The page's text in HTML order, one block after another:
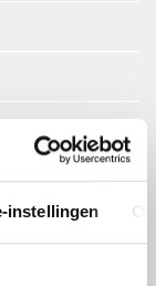
instellingen